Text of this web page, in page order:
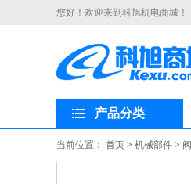
您好！欢迎来到科旭机电商城！
产品分类
当前位置： 首页 > 机械部件 >